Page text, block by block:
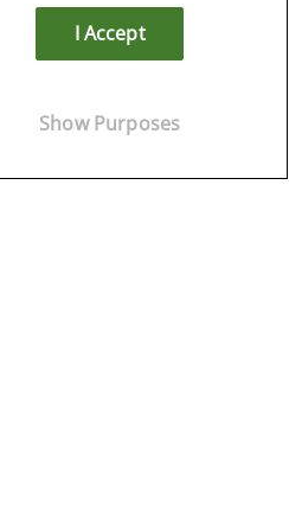
I Accept
Show Purposes